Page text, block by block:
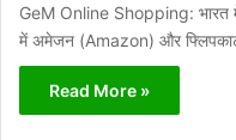
GeM Online Shopping:
में अमेजन (Amazon) और
Read More »